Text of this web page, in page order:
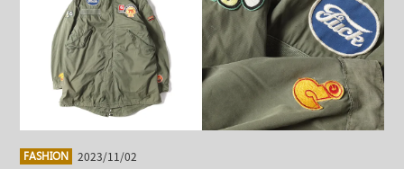
FASHION 2023/11/02